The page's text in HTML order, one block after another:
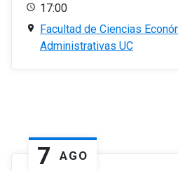
17:00
Facultad de Ciencias
Administrativas UC
7 AGO